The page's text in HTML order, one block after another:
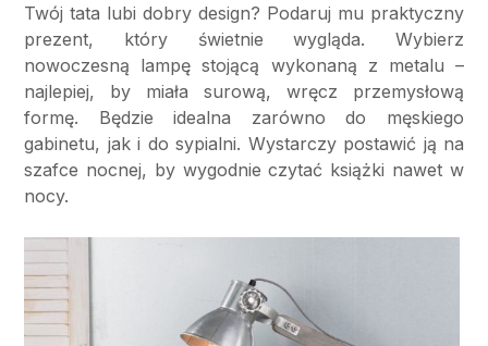
Twój tata lubi dobry design? Podaruj mu praktyczny
prezent, który świetnie wygląda. Wybierz
nowoczesną lampę stojącą wykonaną z metalu –
najlepiej, by miała surową, wręcz przemysłową
formę. Będzie idealna zarówno do męskiego
gabinetu, jak i do sypialni. Wystarczy postawić ją na
szafce nocnej, by wygodnie czytać książki nawet w
nocy.